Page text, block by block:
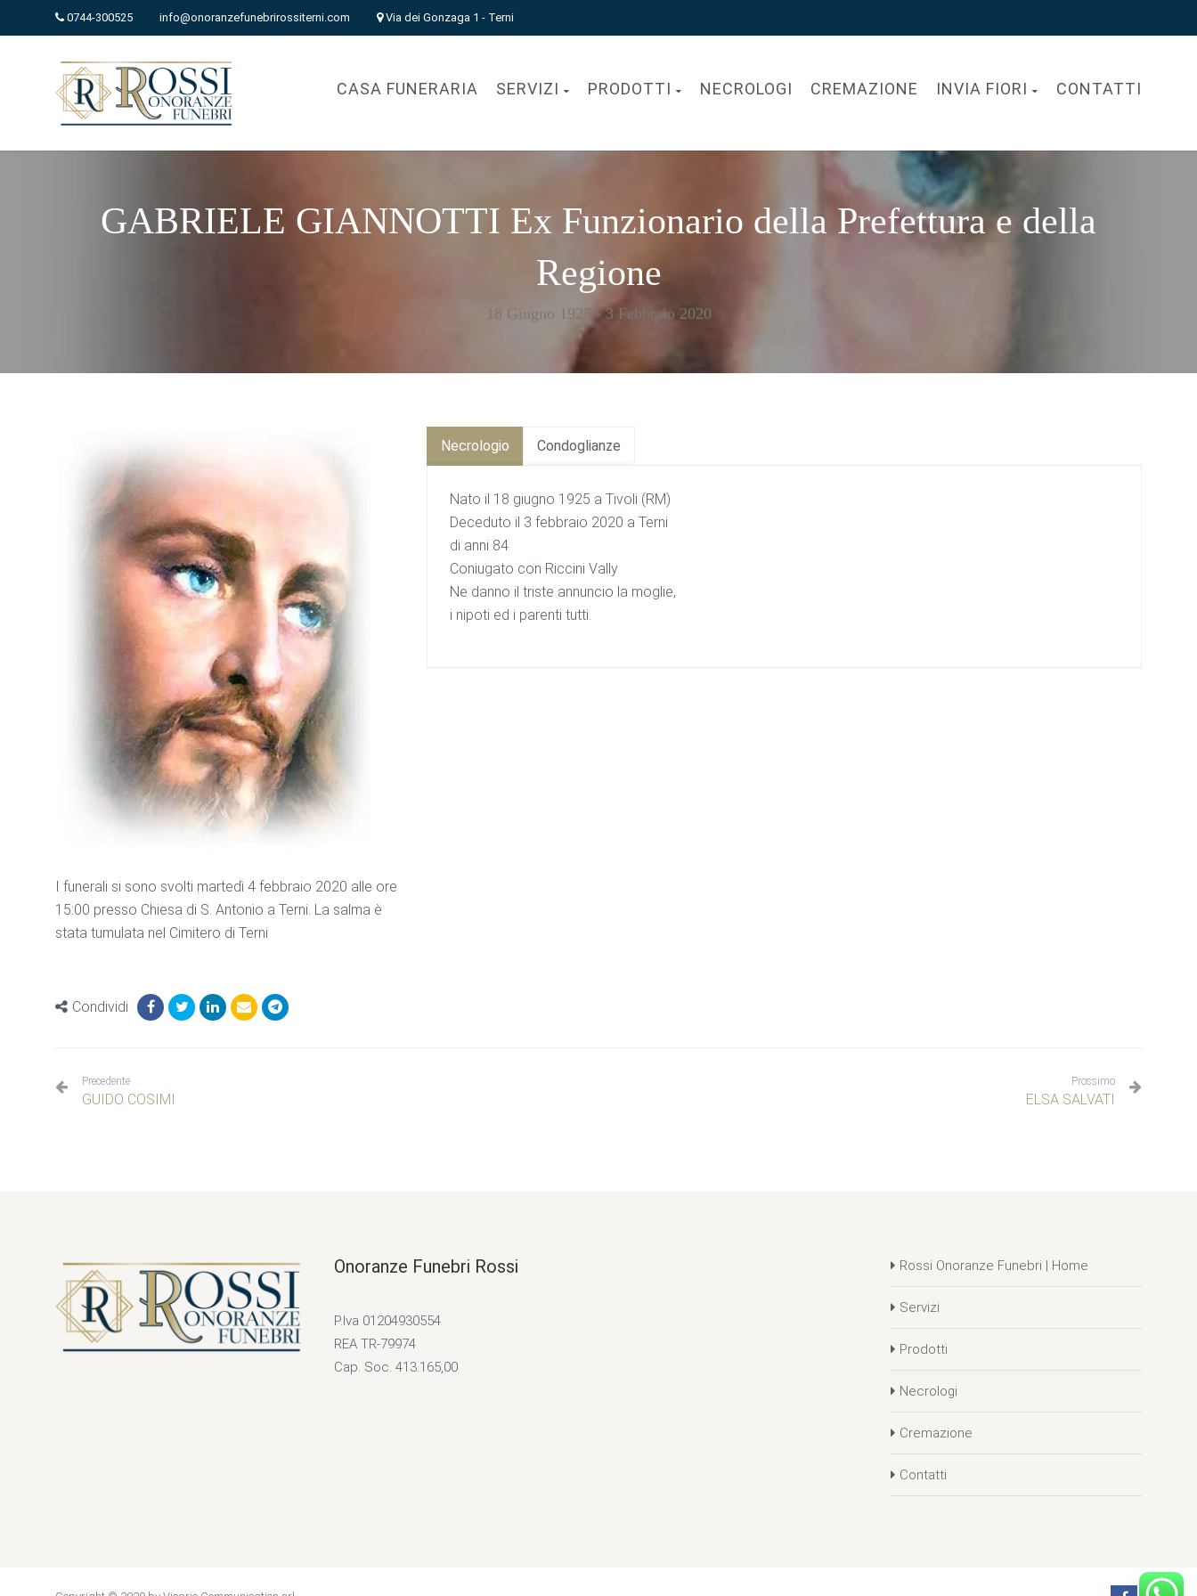
0744-300525 info@onoranzefunebrirossiterni.com Via dei Gonzaga 1 - Terni
CASA FUNERARIA SERVIZI PRODOTTI NECROLOGI CREMAZIONE INVIA FIORI CONTATTI
GABRIELE GIANNOTTI Ex Funzionario della Prefettura e della
Regione
18 Giugno 1925 - 3 Febbraio 2020
I funerali si sono svolti martedì 4 febbraio 2020 alle ore
15:00 presso Chiesa di S. Antonio a Terni. La salma è
stata tumulata nel Cimitero di Terni
Condividi
Necrologio Condoglianze
Nato il 18 giugno 1925 a Tivoli (RM)
Deceduto il 3 febbraio 2020 a Terni
di anni 84
Coniugato con Riccini Vally
Ne danno il triste annuncio la moglie,
i nipoti ed i parenti tutti.
Precedente
GUIDO COSIMI
Prossimo
ELSA SALVATI
Onoranze Funebri Rossi
P.Iva 01204930554
REA TR-79974
Cap. Soc. 413.165,00
Rossi Onoranze Funebri | Home
Servizi
Prodotti
Necrologi
Cremazione
Contatti